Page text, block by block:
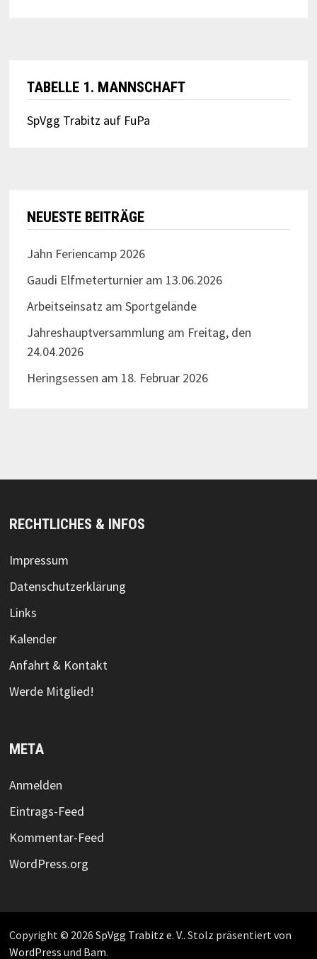
TABELLE 1. MANNSCHAFT
SpVgg Trabitz auf FuPa
NEUESTE BEITRÄGE
Jahn Feriencamp 2026
Gaudi Elfmeterturnier am 13.06.2026
Arbeitseinsatz am Sportgelände
Jahreshauptversammlung am Freitag, den
24.04.2026
Heringsessen am 18. Februar 2026
RECHTLICHES & INFOS
Impressum
Datenschutzerklärung
Links
Kalender
Anfahrt & Kontakt
Werde Mitglied!
META
Anmelden
Eintrags-Feed
Kommentar-Feed
WordPress.org
Copyright © 2026 SpVgg Trabitz e. V.. Stolz präsentiert von
WordPress und Bam.